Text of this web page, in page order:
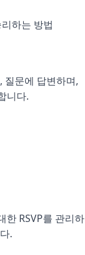
하는 방법
질문에 답변하며,
니다.
한 RSVP를 관리하
.